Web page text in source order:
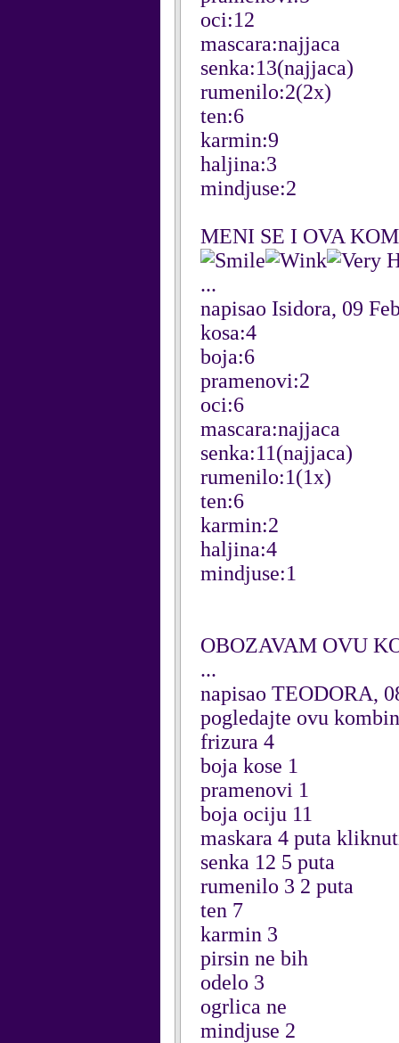
oci:12
mascara:najjaca
senka:13(najjaca)
rumenilo:2(2x)
ten:6
karmin:9
haljina:3
mindjuse:2
MENI SE I OVA
...
napisao Isidora, 09
kosa:4
boja:6
pramenovi:2
oci:6
mascara:najjaca
senka:11(najjaca)
rumenilo:1(1x)
ten:6
karmin:2
haljina:4
mindjuse:1
OBOZAVAM OVU
...
napisao TEODORA,
pogledajte ovu
frizura 4
boja kose 1
pramenovi 1
boja ociju 11
maskara 4 puta
senka 12 5 puta
rumenilo 3 2 puta
ten 7
karmin 3
pirsin ne bih
odelo 3
ogrlica ne
mindjuse 2